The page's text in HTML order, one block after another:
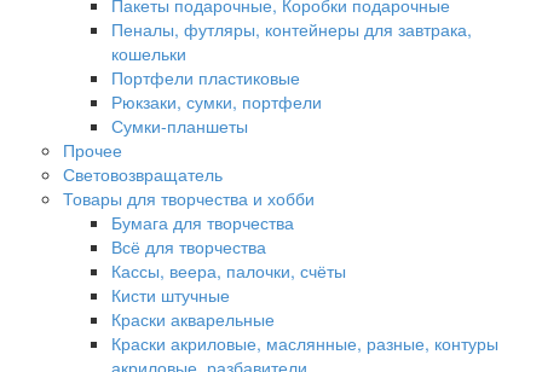
Пакеты подарочные, Коробки подарочные
Пеналы, футляры, контейнеры для завтрака,
кошельки
Портфели пластиковые
Рюкзаки, сумки, портфели
Сумки-планшеты
Прочее
Световозвращатель
Товары для творчества и хобби
Бумага для творчества
Всё для творчества
Кассы, веера, палочки, счёты
Кисти штучные
Краски акварельные
Краски акриловые, маслянные, разные, контуры
акриловые, разбавители